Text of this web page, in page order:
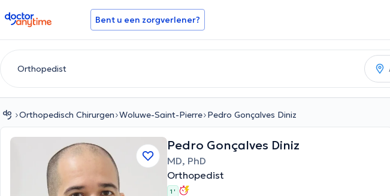
doctoranytime Bent u een zorgverlener?
Orthopedisch Chirurgen Woluwe-Saint-Pierre Pedro Gonçalves Diniz
Pedro Gonçalves Diniz
MD, PhD
Orthopedist
1 '